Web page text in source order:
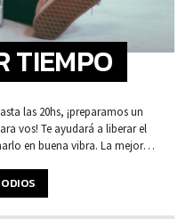
TIEMPO
las 20hs, ¡preparamos un
vos! Te ayudará a liberar el
en buena vibra. La mejor
tu tiempo libre.